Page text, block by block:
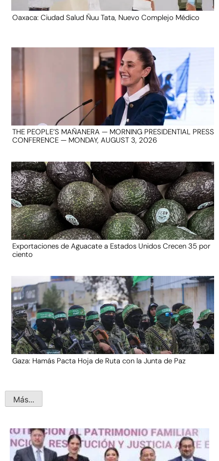
Oaxaca: Ciudad Salud Ñuu Tata, Nuevo Complejo Médico
THE PEOPLE’S MAÑANERA — MORNING PRESIDENTIAL PRESS
CONFERENCE — MONDAY, AUGUST 3, 2026
Exportaciones de Aguacate a Estados Unidos Crecen 35 por
ciento
Gaza: Hamás Pacta Hoja de Ruta con la Junta de Paz
Más...